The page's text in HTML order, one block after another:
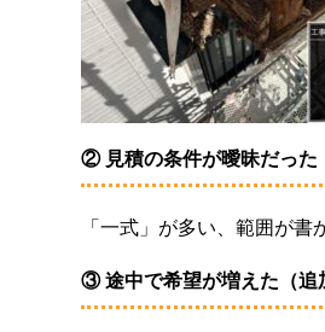
② 見積の条件が曖昧だった
「一式」が多い、範囲が書
③ 途中で希望が増えた（追